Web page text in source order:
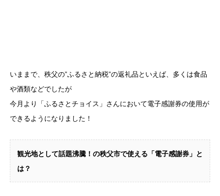
いままで、秩父の”ふるさと納税”の返礼品といえば、多くは食品
や酒類などでしたが
今月より「ふるさとチョイス」さんにおいて電子感謝券の使用が
できるようになりました！
観光地として話題沸騰！の秩父市で使える「電子感謝券」と
は？